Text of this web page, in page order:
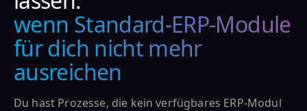
wenn Standard-ERP-Module
für dich nicht mehr
ausreichen
Du hast Prozesse, die kein verfügbares ERP-Modul